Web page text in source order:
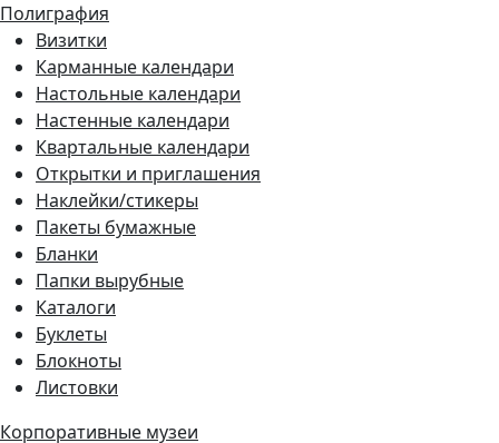
Полиграфия
Визитки
Карманные календари
Настольные календари
Настенные календари
Квартальные календари
Открытки и приглашения
Наклейки/стикеры
Пакеты бумажные
Бланки
Папки вырубные
Каталоги
Буклеты
Блокноты
Листовки
Корпоративные музеи